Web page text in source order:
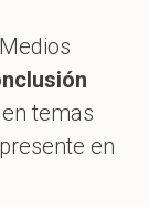
temas
en